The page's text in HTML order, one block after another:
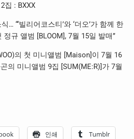
집 : BXXX
“‘빌리어코스티’와 ‘더오’가 함께 한
정규 앨범 [BLOOM], 7월 15일 발매”
의 첫 미니앨범 [Maison]이 7월 16
의 미니앨범 9집 [SUM(ME:R)]가 7월
인쇄 Tumblr